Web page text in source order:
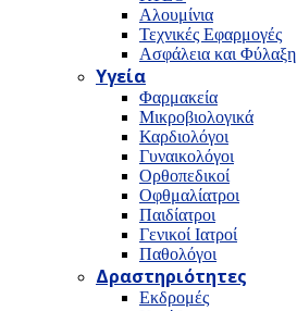
Αλουμίνια
Τεχνικές Εφαρμογές
Ασφάλεια και Φύλαξη
Υγεία
Φαρμακεία
Μικροβιολογικά
Καρδιολόγοι
Γυναικολόγοι
Ορθοπεδικοί
Οφθμαλίατροι
Παιδίατροι
Γενικοί Ιατροί
Παθολόγοι
Δραστηριότητες
Εκδρομές